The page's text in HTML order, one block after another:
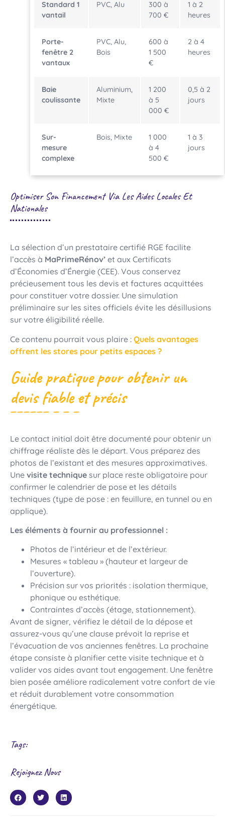
Standard 1
vantail
PVC, Alu
300 à
700 €
1 à 2
heures
Porte-
fenêtre 2
vantaux
PVC, Alu,
Bois
600 à
1 500
€
2 à 4
heures
Baie
coulissante
Aluminium,
Mixte
1 200
à 5
000 €
0,5 à 2
jours
Sur-
mesure
complexe
Bois, Mixte
1 000
à 4
500 €
1 à 3
jours
Optimiser Son Financement Via Les Aides Locales Et
Nationales
La sélection d’un prestataire certifié RGE facilite
l’accès à MaPrimeRénov’ et aux Certificats
d’Économies d’Énergie (CEE). Vous conservez
précieusement tous les devis et factures acquittées
pour constituer votre dossier. Une simulation
préliminaire sur les sites officiels évite les désillusions
sur votre éligibilité réelle.
Ce contenu pourrait vous plaire : Quels avantages
offrent les stores pour petits espaces ?
Guide pratique pour obtenir un
devis fiable et précis
Le contact initial doit être documenté pour obtenir un
chiffrage réaliste dès le départ. Vous préparez des
photos de l’existant et des mesures approximatives.
Une visite technique sur place reste obligatoire pour
confirmer le calendrier de pose et les détails
techniques (type de pose : en feuillure, en tunnel ou en
applique).
Les éléments à fournir au professionnel :
Photos de l’intérieur et de l’extérieur.
Mesures « tableau » (hauteur et largeur de
l’ouverture).
Précision sur vos priorités : isolation thermique,
phonique ou esthétique.
Contraintes d’accès (étage, stationnement).
Avant de signer, vérifiez le détail de la dépose et
assurez-vous qu’une clause prévoit la reprise et
l’évacuation de vos anciennes fenêtres. La prochaine
étape consiste à planifier cette visite technique et à
valider vos aides avant tout engagement. Une fenêtre
bien posée améliore radicalement votre confort de vie
et réduit durablement votre consommation
énergétique.
Tags:
Rejoignez Nous